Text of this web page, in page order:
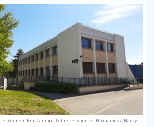
Le bâtiment F du Campus Lettres et Sciences Humaines à Nancy